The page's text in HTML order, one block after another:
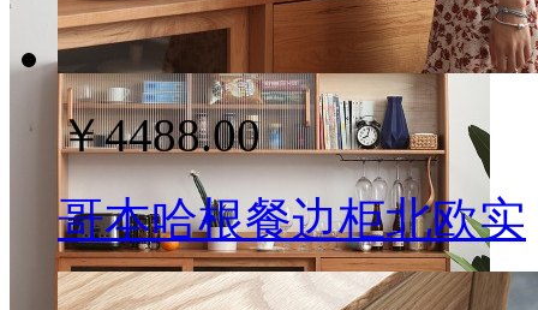
￥4488.00
哥本哈根餐边柜北欧实